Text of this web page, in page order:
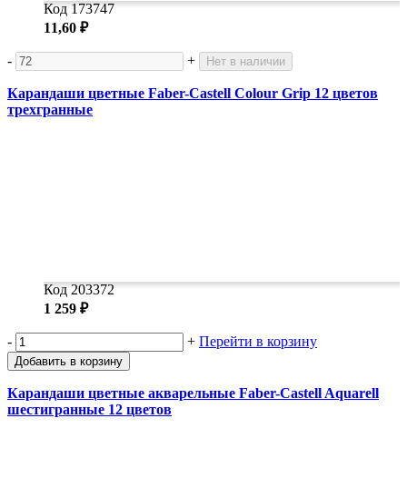
Код 173747
11,60 ₽
- + Нет в наличии
Карандаши цветные Faber-Castell Colour Grip 12 цветов
трехгранные
Код 203372
1 259 ₽
- + Перейти в корзину
Добавить в корзину
Карандаши цветные акварельные Faber-Castell Aquarell
шестигранные 12 цветов